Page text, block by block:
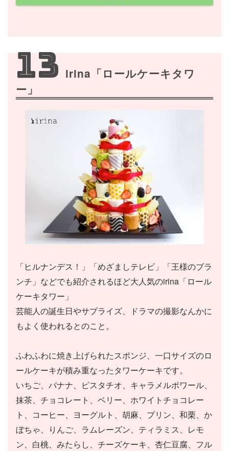
13 irina「ロールケーキタワ
ー」
「ヒルナンデス！」「めざましテレビ」「王様のブラ
ンチ」などでも紹介されるほど大人気のirina「ロール
ケーキタワー」
芸能人の誕生日やサプライズ、ドラマの撮影なんかに
もよく使われるとのこと。
ふわふわに焼き上げられたスポンジ、一口サイズのロ
ールケーキが積み重なったタワーケーキです。
いちご、バナナ、ピスタチオ、キャラメルポワール、
抹茶、チョコレート、ベリー、ホワイトチョコレー
ト、コーヒー、ヨーグルト、胡麻、プリン、和栗、か
ぼちゃ、りんご、ラムレーズン、ティラミス、レモ
ン、白桃、みたらし、チーズケーキ、杏仁豆腐、フル